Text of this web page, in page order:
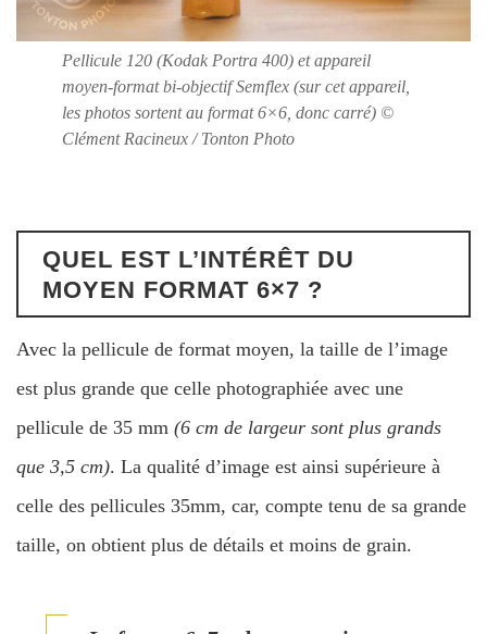
Pellicule 120 (Kodak Portra 400) et appareil
moyen-format bi-objectif Semflex (sur cet appareil,
les photos sortent au format 6×6, donc carré) ©
Clément Racineux / Tonton Photo
QUEL EST L’INTÉRÊT DU
MOYEN FORMAT 6×7 ?
Avec la pellicule de format moyen, la taille de l’image
est plus grande que celle photographiée avec une
pellicule de 35 mm (6 cm de largeur sont plus grands
que 3,5 cm). La qualité d’image est ainsi supérieure à
celle des pellicules 35mm, car, compte tenu de sa grande
taille, on obtient plus de détails et moins de grain.